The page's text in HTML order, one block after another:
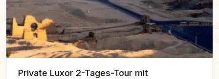
Private Luxor 2-Tages-Tour mit